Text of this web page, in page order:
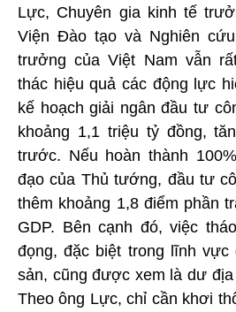
Lực, Chuyên gia kinh tế
Viện Đào tạo và Nghiên
trưởng của Việt Nam vẫn
thác hiệu quả các động lực
kế hoạch giải ngân đầu tư
khoảng 1,1 triệu tỷ đồng,
trước. Nếu hoàn thành
đạo của Thủ tướng, đầu tư
thêm khoảng 1,8 điểm phần
GDP. Bên cạnh đó, việc
đọng, đặc biệt trong lĩnh vực
sản, cũng được xem là dư
Theo ông Lực, chỉ cần khơi